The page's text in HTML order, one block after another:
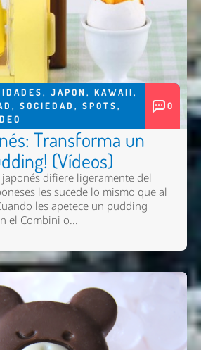
, JAPON , KAWAII,
, SOCIEDAD , SPOTS,
0
Transforma un
(Vídeos)
difiere ligeramente del
les sucede lo mismo que al
les apetece un pudding
el Combini o...